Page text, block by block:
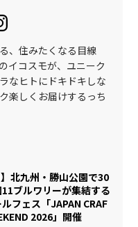
、住みたくなる目線
イコスモが、ユニーク
なヒトにドキドキしな
楽しくお届けするっち
】北九州・勝山公園で30
ブルワリーが集結する
フェス「JAPAN CRAF
2026」開催